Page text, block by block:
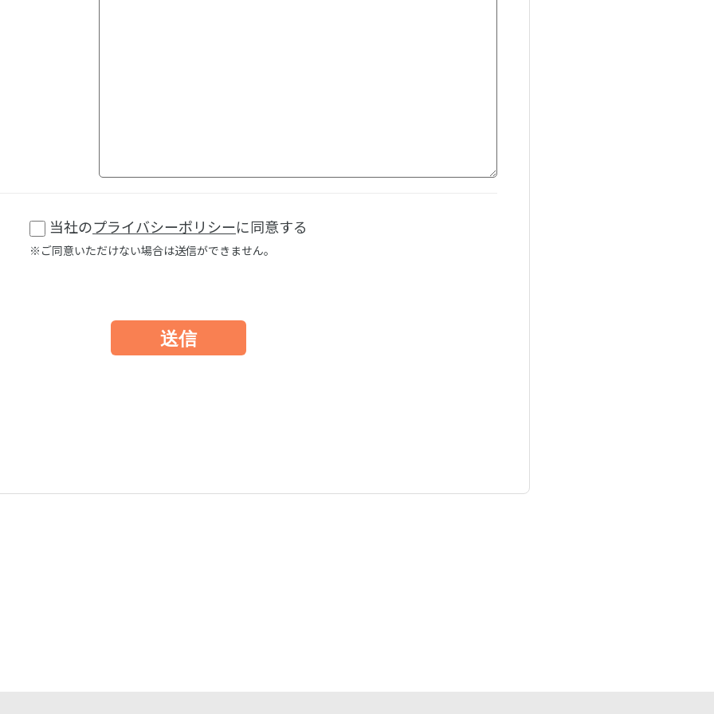
当社のプライバシーポリシーに同意する
※ご同意いただけない場合は送信ができません。